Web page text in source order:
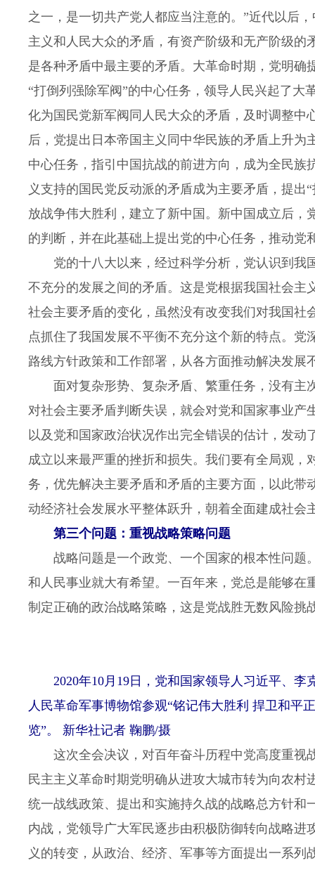
之一，是一切共产党人都应当注意的。”近代以后
主义和人民大众的矛盾，有资产阶级和无产阶级
是各种矛盾中最主要的矛盾。大革命时期，党明
“打倒列强除军阀”的中心任务，领导人民兴起了
化为国民党新军阀同人民大众的矛盾，及时调整
后，党提出日本帝国主义同中华民族的矛盾上升
中心任务，指引中国抗战的前进方向，成为全民
义支持的国民党反动派的矛盾成为主要矛盾，提
放战争伟大胜利，建立了新中国。新中国成立后
的判断，并在此基础上提出党的中心任务，推动党
党的十八大以来，经过科学分析，党认识到我
不充分的发展之间的矛盾。这是党根据我国社会
社会主要矛盾的变化，虽然没有改变我们对我国
点抓住了我国发展不平衡不充分这个新的特点。
路线方针政策和工作部署，从各方面推动解决发
面对复杂形势、复杂矛盾、繁重任务，没有主
对社会主要矛盾判断失误，就会对党和国家事业
以及党和国家政治状况作出完全错误的估计，发
成立以来最严重的挫折和损失。我们要有全局观
务，优先解决主要矛盾和矛盾的主要方面，以此
动经济社会发展水平整体跃升，朝着全面建成社会
第三个问题：重视战略策略问题
战略问题是一个政党、一个国家的根本性问题
和人民事业就大有希望。一百年来，党总是能够
制定正确的政治战略策略，这是党战胜无数风险挑
2020年10月19日，党和国家领导人习近平、
人民革命军事博物馆参观“铭记伟大胜利 捍卫和
览”。 新华社记者 鞠鹏/摄
这次全会决议，对百年奋斗历程中党高度重视
民主主义革命时期党明确从进攻大城市转为向农
统一战线政策、提出和实施持久战的战略总方针
内战，党领导广大军民逐步由积极防御转向战略
义的转变，从政治、经济、军事等方面提出一系